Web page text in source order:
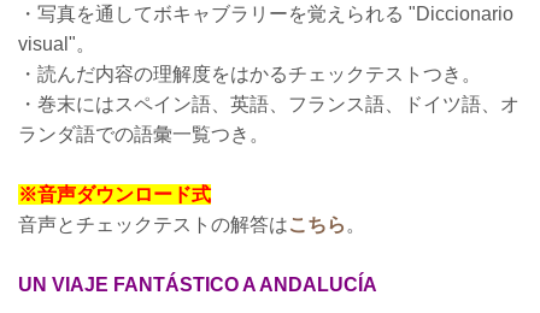
・写真を通してボキャブラリーを覚えられる "Diccionario
visual"。
・読んだ内容の理解度をはかるチェックテストつき。
・巻末にはスペイン語、英語、フランス語、ドイツ語、オ
ランダ語での語彙一覧つき。
※音声ダウンロード式
音声とチェックテストの解答はこちら 。
UN VIAJE FANTÁSTICO A ANDALUCÍA